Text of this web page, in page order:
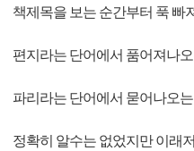
책제목을 보는 순간부터 푹 빠
편지라는 단어에서 품어져나
파리라는 단어에서 묻어나오
정확히 알수는 없었지만 이래